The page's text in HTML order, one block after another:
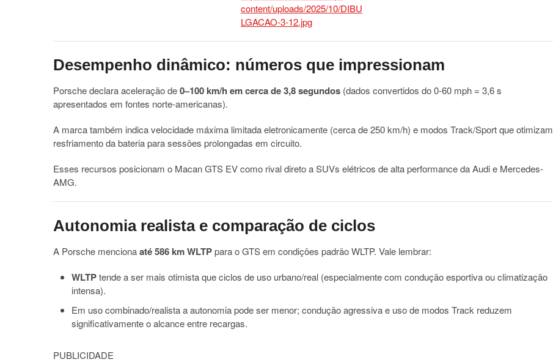
Desempenho dinâmico: números que impressionam
Porsche declara aceleração de0–100 km/h em cerca de 3,8 segundos (dados convertidos do 0-60 mph = 3,6 s
apresentados em fontes norte-americanas).
A marca também indica velocidade máxima limitada eletronicamente (cerca de 250 km/h) e modos Track/Sport que otimizam
resfriamento da bateria para sessões prolongadas em circuito.
Esses recursos posicionam o Macan GTS EV como rival direto a SUVs elétricos de alta performance da Audi e Mercedes-
AMG.
Autonomia realista e comparação de ciclos
A Porsche mencionaaté 586 km WLTPpara o GTS em condições padrão WLTP. Vale lembrar:
WLTPtende a ser mais otimista que ciclos de uso urbano/real (especialmente com condução esportiva ou climatização
intensa).
Em uso combinado/realista a autonomia pode ser menor; condução agressiva e uso de modos Track reduzem
significativamente o alcance entre recargas.
PUBLICIDADE